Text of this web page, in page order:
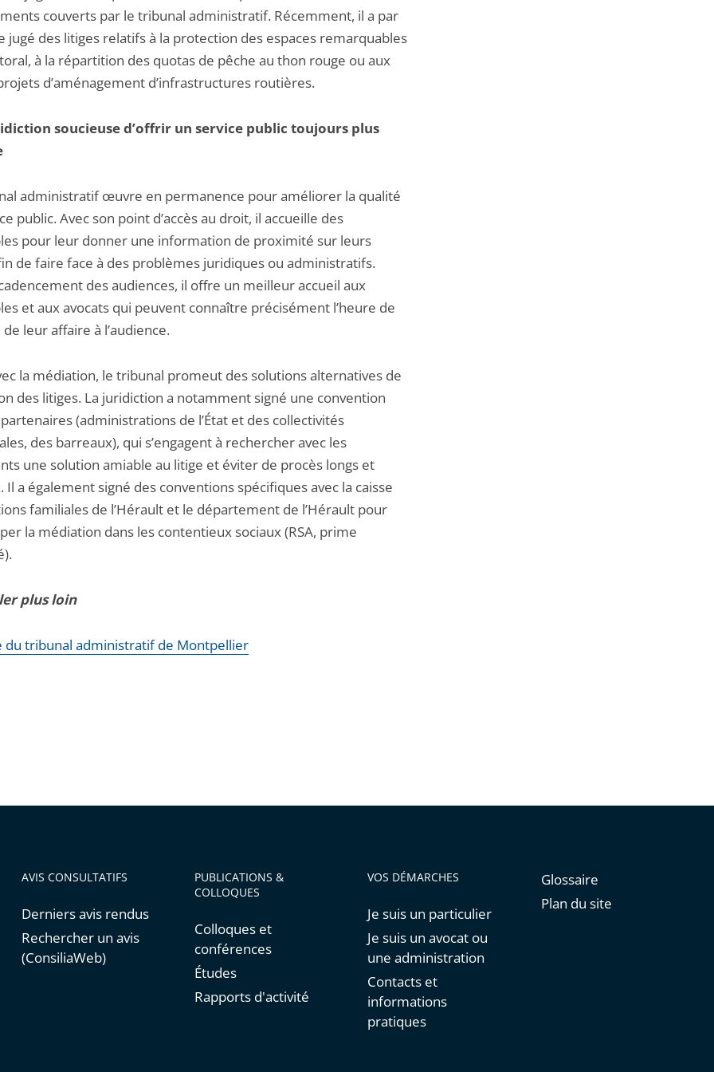
couverts par le tribunal administratif. Récemment, il a par
jugé des litiges relatifs à la protection des espaces remarquables
à la répartition des quotas de pêche au thon rouge ou aux
d’aménagement d’infrastructures routières.
soucieuse d’offrir un service public toujours plus
administratif œuvre en permanence pour améliorer la qualité
public. Avec son point d’accès au droit, il accueille des
pour leur donner une information de proximité sur leurs
de faire face à des problèmes juridiques ou administratifs.
des audiences, il offre un meilleur accueil aux
et aux avocats qui peuvent connaître précisément l’heure de
de leur affaire à l’audience.
la médiation, le tribunal promeut des solutions alternatives de
des litiges. La juridiction a notamment signé une convention
(administrations de l’État et des collectivités
des barreaux), qui s’engagent à rechercher avec les
une solution amiable au litige et éviter de procès longs et
Il a également signé des conventions spécifiques avec la caisse
familiales de l’Hérault et le département de l’Hérault pour
la médiation dans les contentieux sociaux (RSA, prime
plus loin
du tribunal administratif de Montpellier
AVIS CONSULTATIFS
Derniers avis rendus
Rechercher un avis
(ConsiliaWeb)
PUBLICATIONS &
COLLOQUES
Colloques et
conférences
Études
Rapports d'activité
VOS DÉMARCHES
Je suis un particulier
Je suis un avocat ou
une administration
Contacts et
informations
pratiques
Glossaire
Plan du site